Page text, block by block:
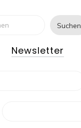
Suchen
Newsletter